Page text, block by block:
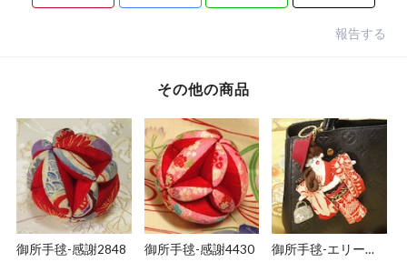
報告する
その他の商品
御所手毬-感謝2848 御所手毬-感謝4430
御所手毬-エリー